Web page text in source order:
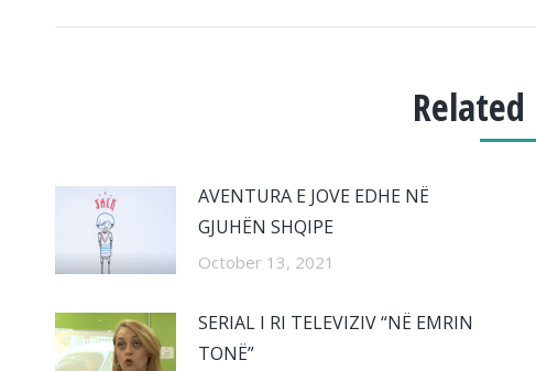
Related
AVENTURA E JOVE EDHE NË
GJUHËN SHQIPE
October 13, 2021
SERIAL I RI TELEVIZIV “NË EMRIN
TONË”